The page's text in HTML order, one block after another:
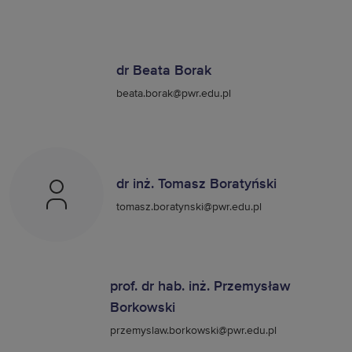
dr Beata Borak
beata.borak@pwr.edu.pl
dr inż. Tomasz Boratyński
tomasz.boratynski@pwr.edu.pl
prof. dr hab. inż. Przemysław
Borkowski
przemyslaw.borkowski@pwr.edu.pl